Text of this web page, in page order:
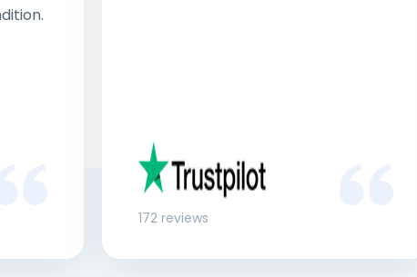
172 reviews